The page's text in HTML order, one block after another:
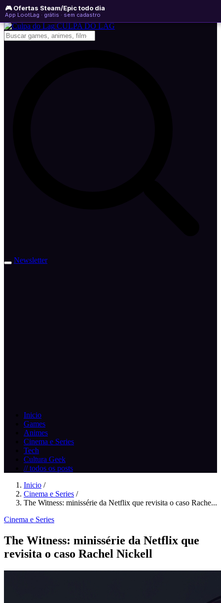
🎮 Ofertas Steam/Epic todo dia
App LootLag · grátis · sem cadastro
quarta-feira, 05 de agosto de 2026
Newsletter
CULPA DO LAG
Newsletter
Inicio
Games
Animes
Cinema e Series
Tech
Cultura Geek
// todos os posts
Inicio /
Cinema e Series /
The Witness: minissérie da Netflix que revisita o caso Rache...
Cinema e Series
The Witness: minissérie da Netflix que
revisita o caso Rachel Nickell